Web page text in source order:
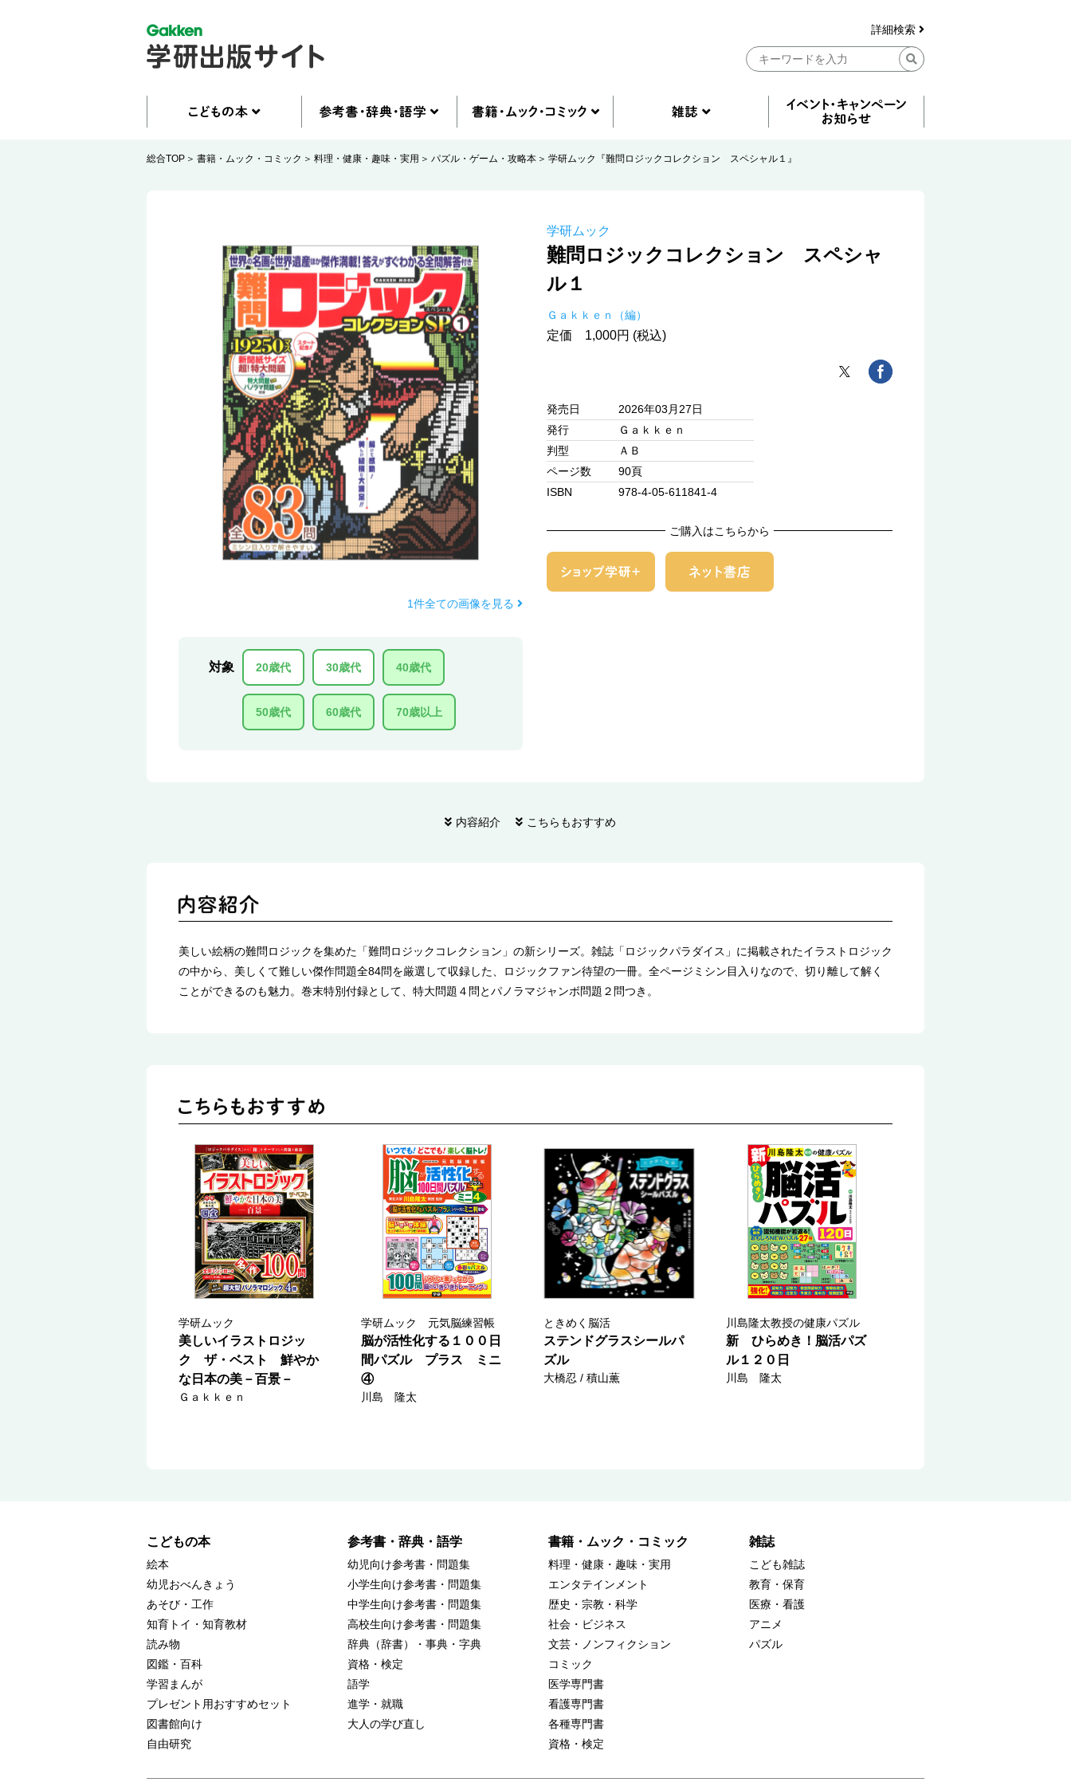
詳細検索
総合TOP 書籍・ムック・コミック 料理・健康・趣味・実用 パズル・ゲーム・攻略本 学研ムック『難問ロジックコレクション スペシャル１』
1件全ての画像を見る
対象 20歳代 30歳代 40歳代
50歳代 60歳代 70歳以上
学研ムック
難問ロジックコレクション スペシャ
ル１
Ｇａｋｋｅｎ（編）
定価 1,000円 (税込)
発売日
2026年03月27日
発行
Ｇａｋｋｅｎ
判型
ＡＢ
ページ数
90頁
ISBN
978-4-05-611841-4
ご購入はこちらから
内容紹介 こちらもおすすめ
美しい絵柄の難問ロジックを集めた「難問ロジックコレクション」の新シリーズ。雑誌「ロジックパラダイス」に掲載されたイラストロジック
の中から、美しくて難しい傑作問題全84問を厳選して収録した、ロジックファン待望の一冊。全ページミシン目入りなので、切り離して解く
ことができるのも魅力。巻末特別付録として、特大問題４問とパノラマジャンボ問題２問つき。
学研ムック
美しいイラストロジッ
ク ザ・ベスト 鮮やか
な日本の美－百景－
Ｇａｋｋｅｎ
学研ムック 元気脳練習帳
脳が活性化する１００日
間パズル プラス ミニ
④
川島 隆太
ときめく脳活
ステンドグラスシールパ
ズル
大橋忍 / 積山薫
川島隆太教授の健康パズル
新 ひらめき！脳活パズ
ル１２０日
川島 隆太
こどもの本
絵本
幼児おべんきょう
あそび・工作
知育トイ・知育教材
読み物
図鑑・百科
学習まんが
プレゼント用おすすめセット
図書館向け
自由研究
参考書・辞典・語学
幼児向け参考書・問題集
小学生向け参考書・問題集
中学生向け参考書・問題集
高校生向け参考書・問題集
辞典（辞書）・事典・字典
資格・検定
語学
進学・就職
大人の学び直し
書籍・ムック・コミック
料理・健康・趣味・実用
エンタテインメント
歴史・宗教・科学
社会・ビジネス
文芸・ノンフィクション
コミック
医学専門書
看護専門書
各種専門書
資格・検定
雑誌
こども雑誌
教育・保育
医療・看護
アニメ
パズル